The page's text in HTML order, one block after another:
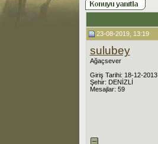
23-08-2019, 13:19
sulubey
Ağaçsever
Giriş Tarihi: 18-12-2013
Şehir: DENİZLİ
Mesajlar: 59